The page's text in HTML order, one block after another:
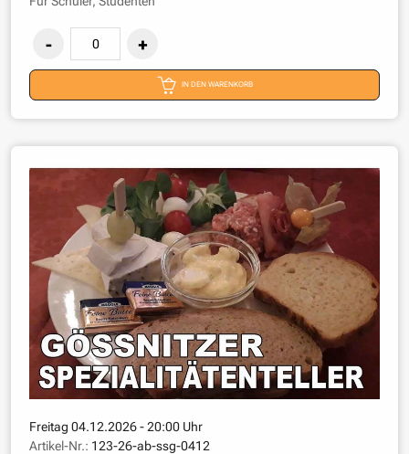
IN DEN WARENKORB
Freitag 04.12.2026 - 20:00 Uhr
Artikel-Nr.: 123-26-ab-ssg-0412